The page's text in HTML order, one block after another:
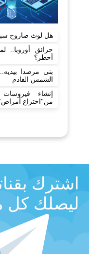
هل لوث صاروخ
حرائق أوروبا..
أخطر؟
بنى مرصدا
الشمس القادم
إنشاء
من"اختراع
اشترك
ليصلك كل